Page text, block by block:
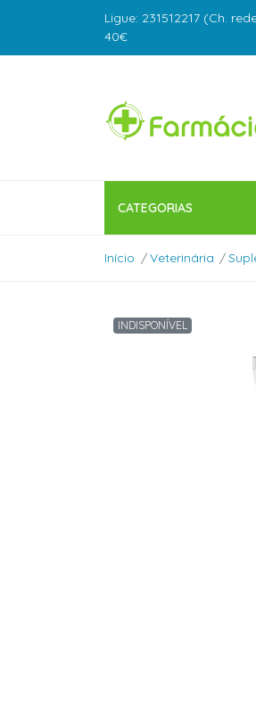
Ligue: 231512217 (Ch.
40€
CATEGORIAS
Início Veterinária
INDISPONÍVEL